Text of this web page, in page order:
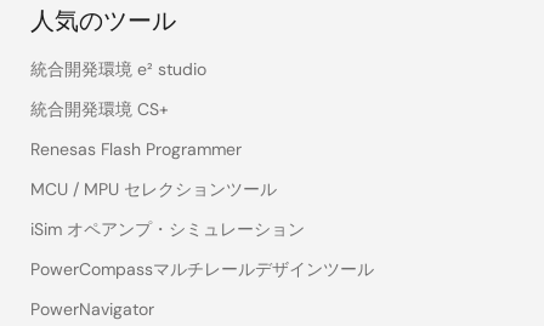
人気のツール
統合開発環境 e² studio
統合開発環境 CS+
Renesas Flash Programmer
MCU / MPU セレクションツール
iSim オペアンプ・シミュレーション
PowerCompassマルチレールデザインツール
PowerNavigator